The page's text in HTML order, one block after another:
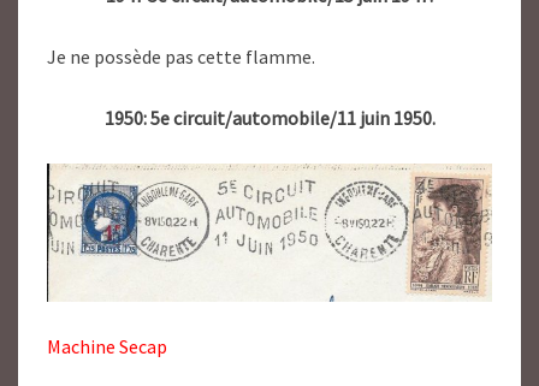
Je ne possède pas cette flamme.
1950: 5e circuit/automobile/11 juin 1950.
Machine Secap